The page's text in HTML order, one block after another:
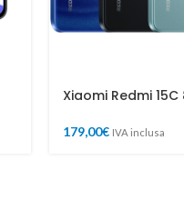
Xiaomi Redmi 15C
179,00€ IVA inclusa